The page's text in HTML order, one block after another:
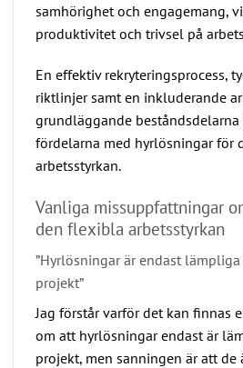
samhörighet och engagemang,
produktivitet och trivsel på
En effektiv rekryteringsprocess,
riktlinjer samt en inkluderande
grundläggande
fördelarna med hyrlösningar för
arbetsstyrkan.
Vanliga missuppfattningar
den flexibla arbetsstyrkan
”Hyrlösningar är endast
projekt”
Jag förstår varför det kan finnas
om att hyrlösningar endast är
projekt, men sanningen är att de